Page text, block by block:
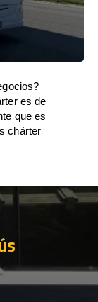
es de
que es
chárter